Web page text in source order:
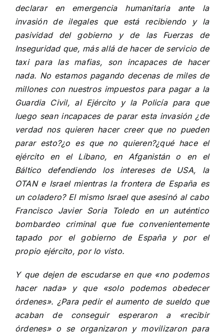
declarar en emergencia humanitariaante la
invasión de ilegales que está recibiendo y la
pasividad del gobierno y de las Fuerzas de
Inseguridad que, más allá de hacer de servicio de
taxi para las mafias, son incapaces de hacer
nada. No estamos pagando decenas de miles de
millones con nuestros impuestos para pagar a la
Guardia Civil, al Ejército y la Policía para que
luego sean incapaces de parar esta invasión ¿de
verdad nos quieren hacer creer que no pueden
parar esto?¿o es que no quieren?¿qué hace el
ejército en el Líbano, en Afganistán o en el
Báltico defendiendo los intereses de USA, la
OTAN e Israel mientras la frontera de España es
un coladero? El mismo Israel que asesinó al cabo
Francisco Javier Soria Toledo en un auténtico
bombardeo criminal que fue convenientemente
tapado por el gobierno de España y por el
propio ejército, por lo visto.
Y que dejen de escudarse en que «no podemos
hacer nada» y que «solo podemos obedecer
órdenes». ¿Para pedir el aumento de sueldo que
acaban de conseguiresperaron a «recibir
órdenes» o se organizaron y movilizaron para